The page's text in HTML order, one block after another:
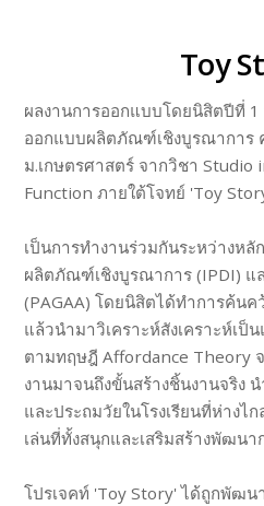
Toy
ผลงานการออกแบบโดยนิสิตปีที่
ออกแบบผลิตภัณฑ์เชิงบูรณาการ
ม.เกษตรศาสตร์ จากวิชา Studio
Function ภายใต้โจทย์ 'Toy
เป็นการทำงานร่วมกันระหว่างห
ผลิตภัณฑ์เชิงบูรณาการ (IPDI) แ
(PAGAA) โดยนิสิตได้ทำการค้นค
แล้วนำมาวิเคราะห์สังเคราะห์เ
ตามทฤษฎี Affordance Theory
งานมาจนถึงขั้นสร้างชิ้นงานจริง
และประถมวัยในโรงเรียนที่ห่างไ
เล่นที่ทั้งสนุกและเสริมสร้างพัฒนา
โปรเจคท์ 'Toy Story' ได้ถูกพัฒ